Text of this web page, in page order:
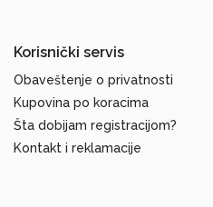
Korisnički servis
Obaveštenje o privatnosti
Kupovina po koracima
Šta dobijam registracijom?
Kontakt i reklamacije